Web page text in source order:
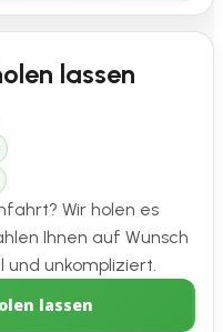
lassen
Wir holen es
Ihnen auf Wunsch
unkompliziert.
lassen